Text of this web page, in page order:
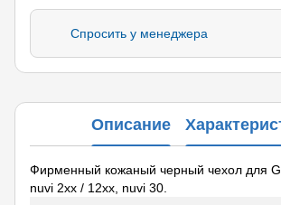
Спросить у менеджера
Описание
Фирменный кожаный черный чехол для
nuvi 2xx / 12xx, nuvi 30.